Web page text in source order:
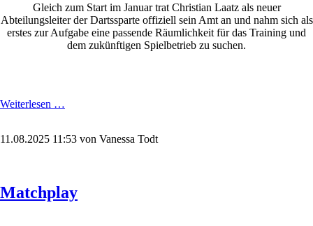
Gleich zum Start im Januar trat Christian Laatz als neuer
Abteilungsleiter der Dartssparte offiziell sein Amt an und nahm sich als
erstes zur Aufgabe eine passende Räumlichkeit für das Training und
dem zukünftigen Spielbetrieb zu suchen.
Weiterlesen …
11.08.2025 11:53 von Vanessa Todt
Matchplay